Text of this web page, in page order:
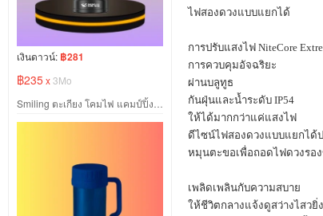
เงินดาวน์: ฿281
฿235x3Mo
ไฟสองดวงแบบแยกได้
การปรับแสงไฟ NiteCore
การควบคุมอัจฉริยะ
ผ่านบลูทูธ
กันฝุ่นและน้ำระดับ IP54
ให้ได้มากกว่าแค่แสงไฟ
ดีไซน์ไฟสองดวงแบบแยกได้
หมุนตะขอเพื่อถอดไฟดวงรอ
เพลิดเพลินกับความสบาย
ให้ชีวิตกลางแจ้งดูสว่างไสวยิ่